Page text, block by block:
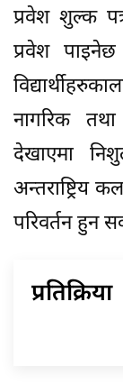
प्रवेश शुल्क
प्रवेश
नागरिक
देखाएमा
अन्तराष्ट्रिय
परिवर्तन हुन
प्रतिक्रिया